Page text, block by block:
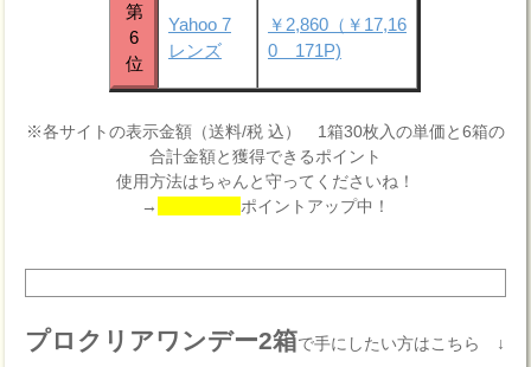
第
6
位
Yahoo 7
レンズ
￥2,860（￥17,16
0 171P)
※各サイトの表示金額（送料/税 込） 1箱30枚入の単価と6箱の
合計金額と獲得できるポイント
使用方法はちゃんと守ってくださいね！
→
ポイントアップ中！
プロクリアワンデー2箱で手にしたい方はこちら ↓